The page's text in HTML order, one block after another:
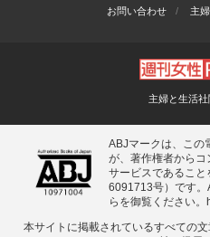
お問い合わせ
主
主婦と生活社
ABJマークは、この
が、著作権者から
サービスであるこ
6091713号）です。
らを御覧ください。
本サイトに掲載されているすべての